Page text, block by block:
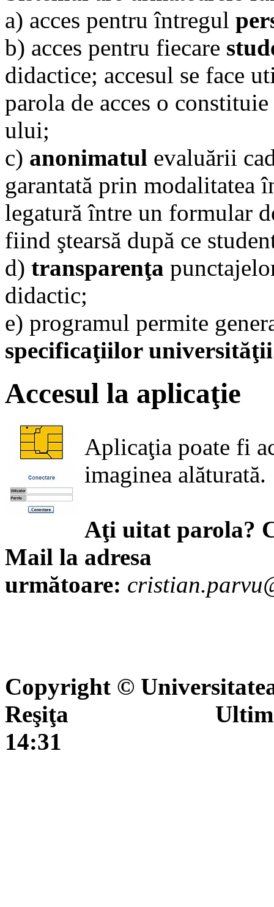
a) acces pentru întregul
b) acces pentru fiecare
didactice; accesul se face
parola de acces o
ului;
c) anonimatul evaluării
garantată prin modalitatea
legatură între un formular
fiind ştearsă după ce
d) transparenţa
didactic;
e) programul permite
specificaţiilor
Accesul la aplicaţie
Aplicaţia poate fi
imaginea alăturată.
Aţi uitat parola?
Mail la adresa
următoare:
Copyright ©
Reşiţa Ultima
14:31